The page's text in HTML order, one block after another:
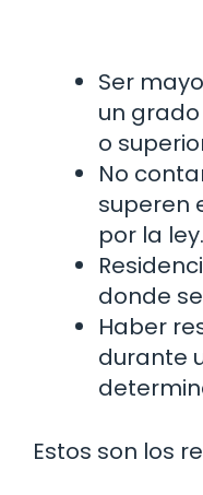
Ser
un
o
No
superen
por la ley.
donde
Haber
durante
Estos son los